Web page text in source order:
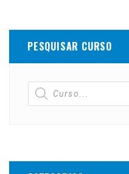
PESQUISAR CURSO